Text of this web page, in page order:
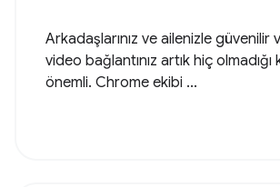
Arkadaşlarınız ve ailenizle güvenilir
video bağlantınız artık hiç olmadığı
önemli. Chrome ekibi ...